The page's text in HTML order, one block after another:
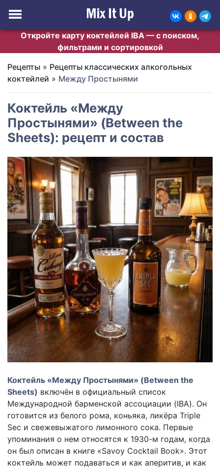
Откройте карту коктейлей IBA — с поиском,
фильтрами и сортировкой
Рецепты » Рецепты классических алкогольных
коктейлей » Между Простынями
Коктейль «Между
Простынями» (Between the
Sheets): рецепт и состав
Коктейль «Между Простынями» (Between the
Sheets) включён в официальный список
Международной барменской ассоциации (IBA). Он
готовится из белого рома, коньяка, ликёра Triple
Sec и свежевыжатого лимонного сока. Первые
упоминания о нем относятся к 1930-м годам, когда
он был описан в книге «Savoy Cocktail Book». Этот
коктейль может подаваться и как аперитив, и как